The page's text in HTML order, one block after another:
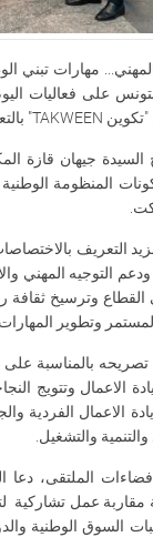
السيدة جيهان قازة
المنظومة الوطنية
التعريف
ودعم التوجيه المهني
وترسيخ ثقافة
وتطوير
تصريحه بالمناسبة
الاعمال وتتويج
الاعمال الفردية
والتشغيل.
الملتقى، دعا
عمل تشاركية
السوق الوطنية